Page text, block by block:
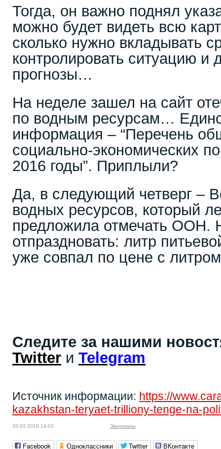
Тогда, он важно поднял
можно будет видеть всю
сколько нужно вкладывать
контролировать ситуацию и
прогнозы…
На неделе зашел на сайт
по водным ресурсам…
информация – “Перечень
социально-экономических
2016 годы”. Приплыли?
Да, в следующий четверг –
водных ресурсов, который
предложила отмечать ООН.
отпраздновать: литр
уже совпал по цене с
Следите за нашими
Twitter и Telegram
Источник информации: https://
kazakhstan-teryaet-trilliony-tenge-na-
20.03.2018 14:03 Экономика
Facebook Одноклассники Twitter ВКонтакте